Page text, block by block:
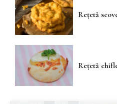
Rețetă
Rețetă